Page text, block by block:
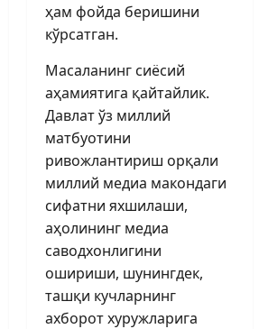
ҳам фойда беришини
кўрсатган.
Масаланинг сиёсий
аҳамиятига қайтайлик.
Давлат ўз миллий
матбуотини
ривожлантириш орқали
миллий медиа макондаги
сифатни яхшилаши,
аҳолининг медиа
саводхонлигини
ошириши, шунингдек,
ташқи кучларнинг
ахборот хуружларига